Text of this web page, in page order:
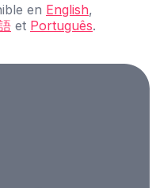
en English,
et Português.